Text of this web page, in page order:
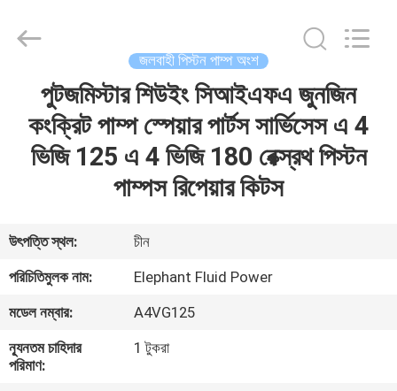
পণ্য
সম্পর্কে
Power
Co.,Ltd.
জলবাহী পিস্টন পাম্প অংশ
পুটজমিস্টার শিউইং সিআইএফএ জুনজিন
কংক্রিট পাম্প স্পেয়ার পার্টস সার্ভিসেস এ 4
ভিজি 125 এ 4 ভিজি 180 রেক্স্রথ পিস্টন
পাম্পস রিপেয়ার কিটস
উৎপত্তি স্থল:
চীন
পরিচিতিমুলক নাম:
Elephant Fluid Power
মডেল নম্বার:
A4VG125
ন্যূনতম চাহিদার
পরিমাণ:
1 টুকরা